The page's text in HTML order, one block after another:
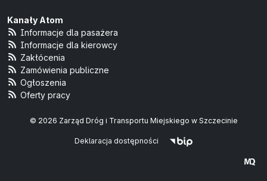
Kanały Atom
Informacje dla pasażera
Informacje dla kierowcy
Zakłócenia
Zamówienia publiczne
Ogłoszenia
Oferty pracy
© 2026 Zarząd Dróg i Transportu Miejskiego w Szczecinie
Deklaracja dostępności